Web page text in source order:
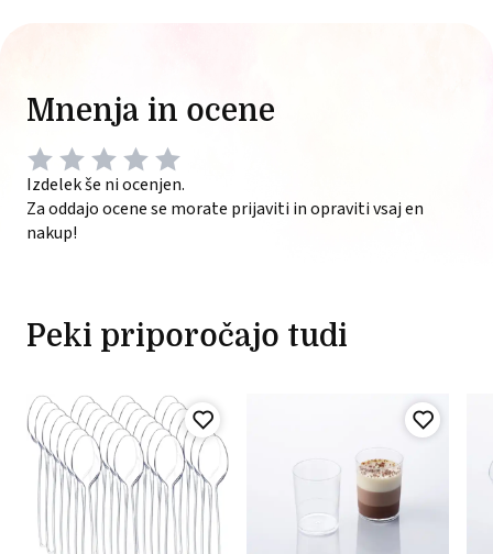
Mnenja in ocene
Izdelek še ni ocenjen.
Za oddajo ocene se morate prijaviti in opraviti vsaj en
nakup!
Peki priporočajo tudi